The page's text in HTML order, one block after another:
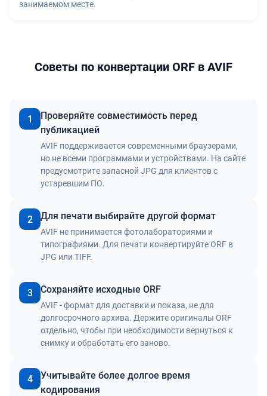
занимаемом месте.
Советы по конвертации ORF в AVIF
1
Проверяйте совместимость перед
публикацией
AVIF поддерживается современными браузерами,
но не всеми программами и устройствами. На сайте
предусмотрите запасной JPG для клиентов с
устаревшим ПО.
2 Для печати выбирайте другой формат
AVIF не принимается фотолабораториями и
типографиями. Для печати конвертируйте ORF в
JPG или TIFF.
3 Сохраняйте исходные ORF
AVIF - формат для доставки и показа, не для
долгосрочного архива. Держите оригиналы ORF
отдельно, чтобы при необходимости вернуться к
снимку и обработать его заново.
4
Учитывайте более долгое время
кодирования